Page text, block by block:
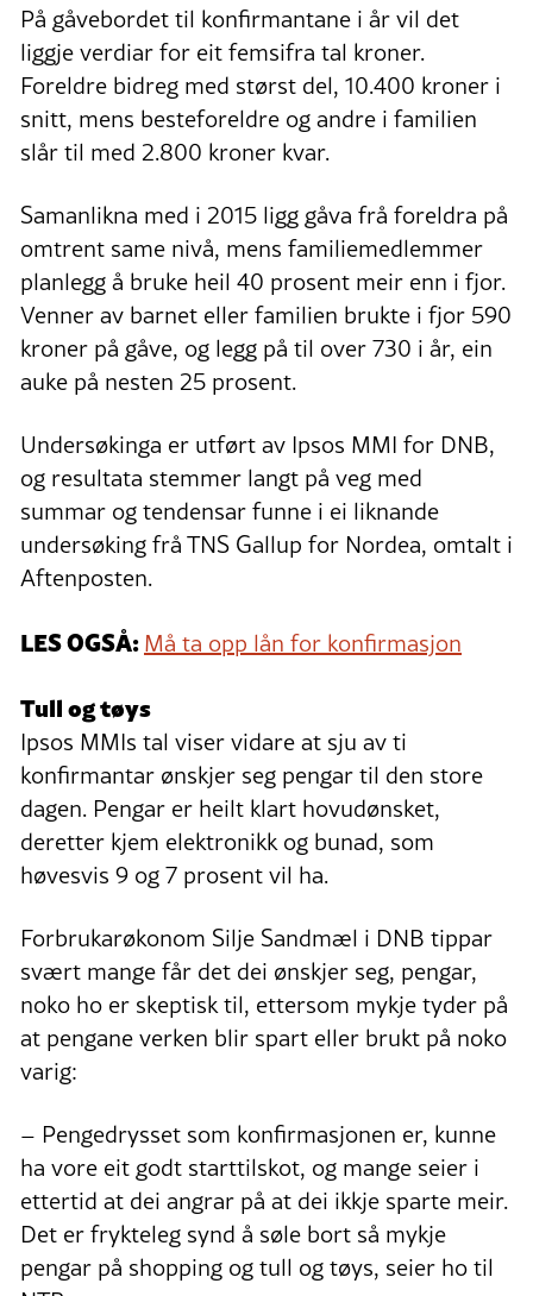
På gåvebordet til konfirmantane i år vil det
liggje verdiar for eit femsifra tal kroner.
Foreldre bidreg med størst del, 10.400 kroner i
snitt, mens besteforeldre og andre i familien
slår til med 2.800 kroner kvar.
Samanlikna med i 2015 ligg gåva frå foreldra på
omtrent same nivå, mens familiemedlemmer
planlegg å bruke heil 40 prosent meir enn i fjor.
Venner av barnet eller familien brukte i fjor 590
kroner på gåve, og legg på til over 730 i år, ein
auke på nesten 25 prosent.
Undersøkinga er utført av Ipsos MMI for DNB,
og resultata stemmer langt på veg med
summar og tendensar funne i ei liknande
undersøking frå TNS Gallup for Nordea, omtalt i
Aftenposten.
LES OGSÅ:Må ta opp lån for konfirmasjon
Tull og tøys
Ipsos MMIs tal viser vidare at sju av ti
konfirmantar ønskjer seg pengar til den store
dagen. Pengar er heilt klart hovudønsket,
deretter kjem elektronikk og bunad, som
høvesvis 9 og 7 prosent vil ha.
Forbrukarøkonom Silje Sandmæl i DNB tippar
svært mange får det dei ønskjer seg, pengar,
noko ho er skeptisk til, ettersom mykje tyder på
at pengane verken blir spart eller brukt på noko
varig:
– Pengedrysset som konfirmasjonen er, kunne
ha vore eit godt starttilskot, og mange seier i
ettertid at dei angrar på at dei ikkje sparte meir.
Det er frykteleg synd å søle bort så mykje
pengar på shopping og tull og tøys, seier ho til